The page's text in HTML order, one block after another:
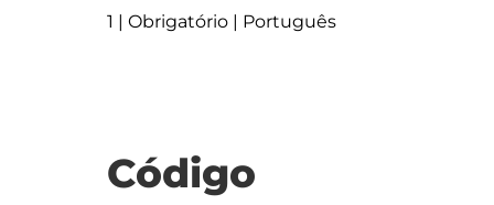
1 | Obrigatório | Português
Código